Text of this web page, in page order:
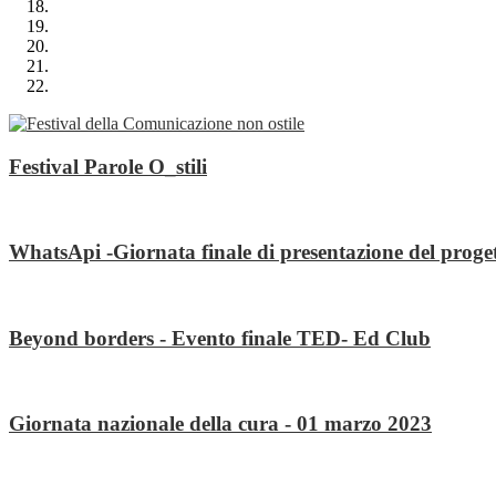
Festival Parole O_stili
WhatsApi -Giornata finale di presentazione del
Beyond borders - Evento finale TED- Ed Club
Giornata nazionale della cura - 01 marzo 2023